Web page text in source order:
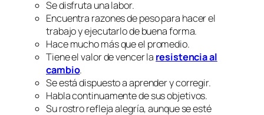
Se disfruta una labor.
Encuentra razones de peso para hacer el
trabajo y ejecutarlo de buena forma.
Hace mucho más que el promedio.
Tiene el valor de vencer la resistencia al
cambio.
Se está dispuesto a aprender y corregir.
Habla continuamente de sus objetivos.
Su rostro refleja alegría, aunque se esté